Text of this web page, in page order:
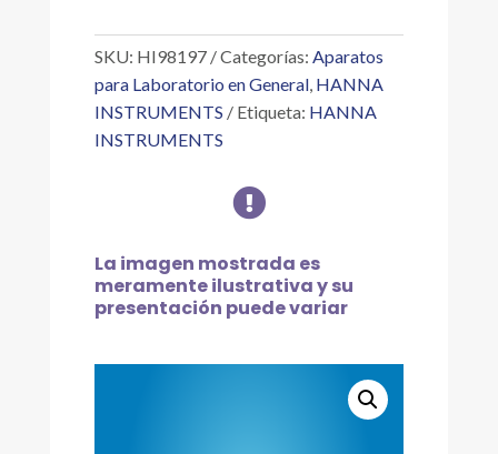
CON
DE
FLUJO
cantidad
SKU: HI98197 Categorías: Aparatos
para Laboratorio en General, HANNA
INSTRUMENTS
Etiqueta: HANNA
INSTRUMENTS

La imagen mostrada es
meramente ilustrativa y su
presentación puede variar